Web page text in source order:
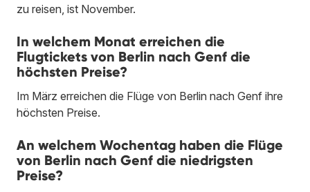
zu reisen, ist November.
In welchem Monat erreichen die
Flugtickets von Berlin nach Genf die
höchsten Preise?
Im März erreichen die Flüge von Berlin nach Genf ihre
höchsten Preise.
An welchem Wochentag haben die Flüge
von Berlin nach Genf die niedrigsten
Preise?